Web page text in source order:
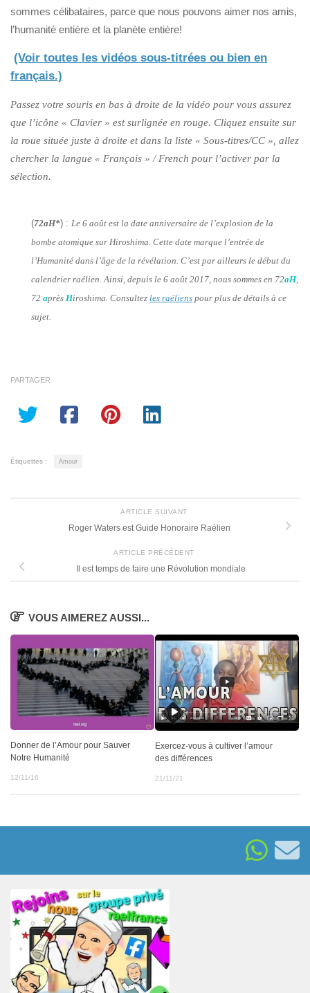
sommes célibataires, parce que nous pouvons aimer nos amis,
l’humanité entière et la planète entière!
(Voir toutes les vidéos sous-titrées ou bien en
français.)
Passez votre souris en bas à droite de la vidéo pour vous assurez
que l’icône « Clavier » est surlignée en rouge. Cliquez ensuite sur
la roue située juste à droite et dans la liste « Sous-titres/CC », allez
chercher la langue « Français » / French pour l’activer par la
sélection.
(72aH*) : Le 6 août est la date anniversaire de l’explosion de la
bombe atomique sur Hiroshima. Cette date marque l’entrée de
l’Humanité dans l’âge de la révélation. C’est par ailleurs le début du
calendrier raélien. Ainsi, depuis le 6 août 2017, nous sommes en 72aH,
72 après Hiroshima. Consultez les raéliens pour plus de détails à ce
sujet.
PARTAGER
Étiquettes : Amour
ARTICLE SUIVANT
Roger Waters est Guide Honoraire Raélien
ARTICLE PRÉCÉDENT
Il est temps de faire une Révolution mondiale
VOUS AIMEREZ AUSSI...
Donner de l’Amour pour Sauver
Notre Humanité
12/11/16
Exercez-vous à cultiver l’amour
des différences
21/11/21